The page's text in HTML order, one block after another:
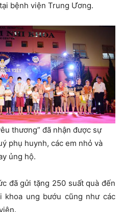
bệnh viện Trung Ương.
thương” đã nhận được sự
phụ huynh, các em nhỏ và
ủng hộ.
đã gửi tặng 250 suất quà đến
khoa ung bướu cũng như các